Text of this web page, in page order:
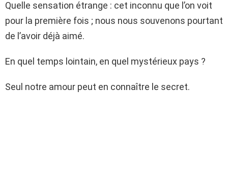
Quelle sensation étrange : cet inconnu que l’on voit
pour la première fois ; nous nous souvenons pourtant
de l’avoir déjà aimé.
En quel temps lointain, en quel mystérieux pays ?
Seul notre amour peut en connaître le secret.